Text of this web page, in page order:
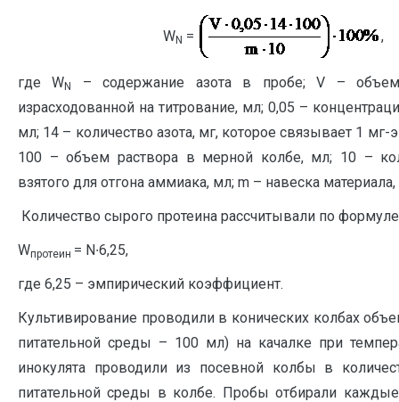
WN = ,
где WN
– содержание азота в пробе; V – объем
израсходованной на титрование, мл; 0,05 –
мл; 14 – количество азота, мг, которое связывает 1 мг-
100 – объем раствора в мерной колбе, мл; 10 –
взятого для отгона аммиака, мл; m – навеска материала,
Количество сырого протеина рассчитывали по
Wпротеин = N∙6,25,
где 6,25 – эмпирический коэффициент.
Культивирование проводили в конических колбах
питательной среды – 100 мл) на качалке при
инокулята проводили из посевной колбы в
питательной среды в колбе. Пробы отбирали